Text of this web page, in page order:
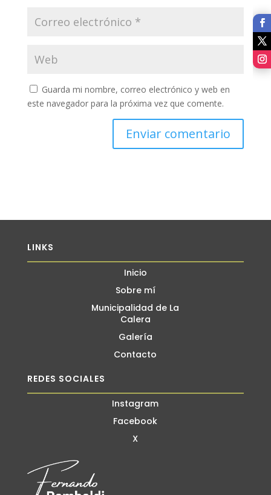
Guarda mi nombre, correo electrónico y web en
este navegador para la próxima vez que comente.
LINKS
Inicio
Sobre mí
Municipalidad de La
Calera
Galería
Contacto
REDES SOCIALES
Instagram
Facebook
X